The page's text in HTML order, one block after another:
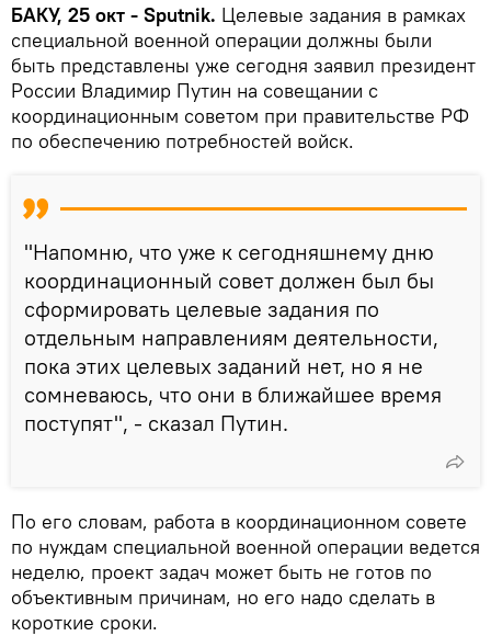
БАКУ, 25 окт - Sputnik. Целевые задания в рамках
специальной военной операции должны были
быть представлены уже сегодня заявил президент
России Владимир Путин на совещании с
координационным советом при правительстве РФ
по обеспечению потребностей войск.
"Напомню, что уже к сегодняшнему дню
координационный совет должен был бы
сформировать целевые задания по
отдельным направлениям деятельности,
пока этих целевых заданий нет, но я не
сомневаюсь, что они в ближайшее время
поступят", - сказал Путин.
По его словам, работа в координационном совете
по нуждам специальной военной операции ведется
неделю, проект задач может быть не готов по
объективным причинам, но его надо сделать в
короткие сроки.